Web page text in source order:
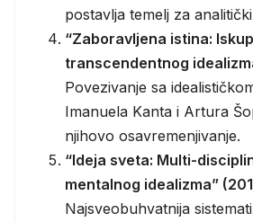
postavlja temelj za
“Zaboravljena istina:
transcendentnog
Povezivanje sa
Imanuela Kanta i Artura
njihovo osavremenjivanje.
“Ideja sveta: Multi-
mentalnog idealizma”
Najsveobuhvatnija